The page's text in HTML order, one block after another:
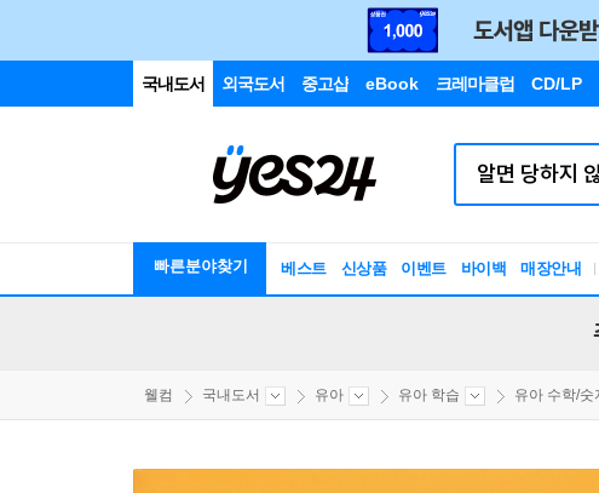
국내도서 외국도서 중고샵 eBook 크레마클럽 CD/LP
빠른분야찾기 베스트 신상품 이벤트 바이백 매장안내
웰컴 국내도서 유아 유아 학습 유아 수학/숫